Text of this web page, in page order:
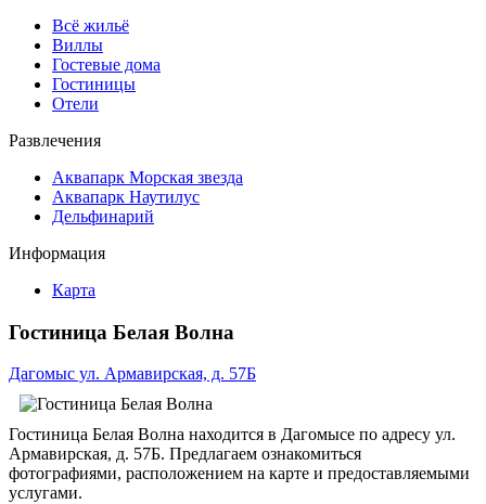
Всё жильё
Виллы
Гостевые дома
Гостиницы
Отели
Развлечения
Аквапарк Морская звезда
Аквапарк Наутилус
Дельфинарий
Информация
Карта
Гостиница Белая Волна
Дагомыс ул. Армавирская, д. 57Б
Гостиница Белая Волна находится в Дагомысе по адресу ул.
Армавирская, д. 57Б. Предлагаем ознакомиться
фотографиями, расположением на карте и предоставляемыми
услугами.